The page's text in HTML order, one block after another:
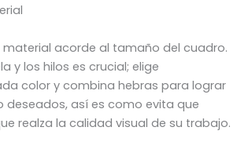
acorde al tamaño del cuadro.
y los hilos es crucial; elige
color y combina hebras para lograr
deseados, así es como evita que
realza la calidad visual de su trabajo.